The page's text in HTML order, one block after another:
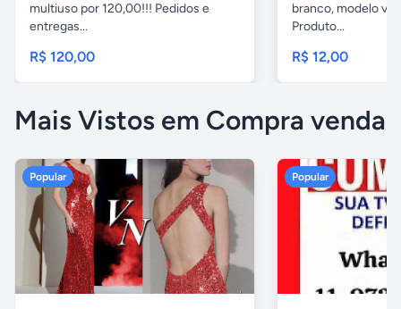
multiuso por 120,00!!! Pedidos e
entregas...
R$ 120,00
branco, modelo
Produto...
R$ 12,00
Mais Vistos em Compra venda
Popular Popular